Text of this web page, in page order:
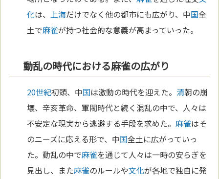
化は、 上海だけでなく他の都市にも広がり、中国全
土で麻雀が持つ社会的な意義が高まっていった。
動乱の時代における麻雀の広がり
20世紀初頭、中国は激動の時代を迎えた。 清朝の崩
壊、辛亥革命、軍閥時代と続く混乱の中で、人々は
不安定な現実から逃避する手段を求めた。 麻雀はそ
のニーズに応える形で、中国全土に広がっていっ
た。動乱の中で麻雀を通じて人々は一時の安らぎを
見出し、また麻雀のルールや文化が各地で独自に発